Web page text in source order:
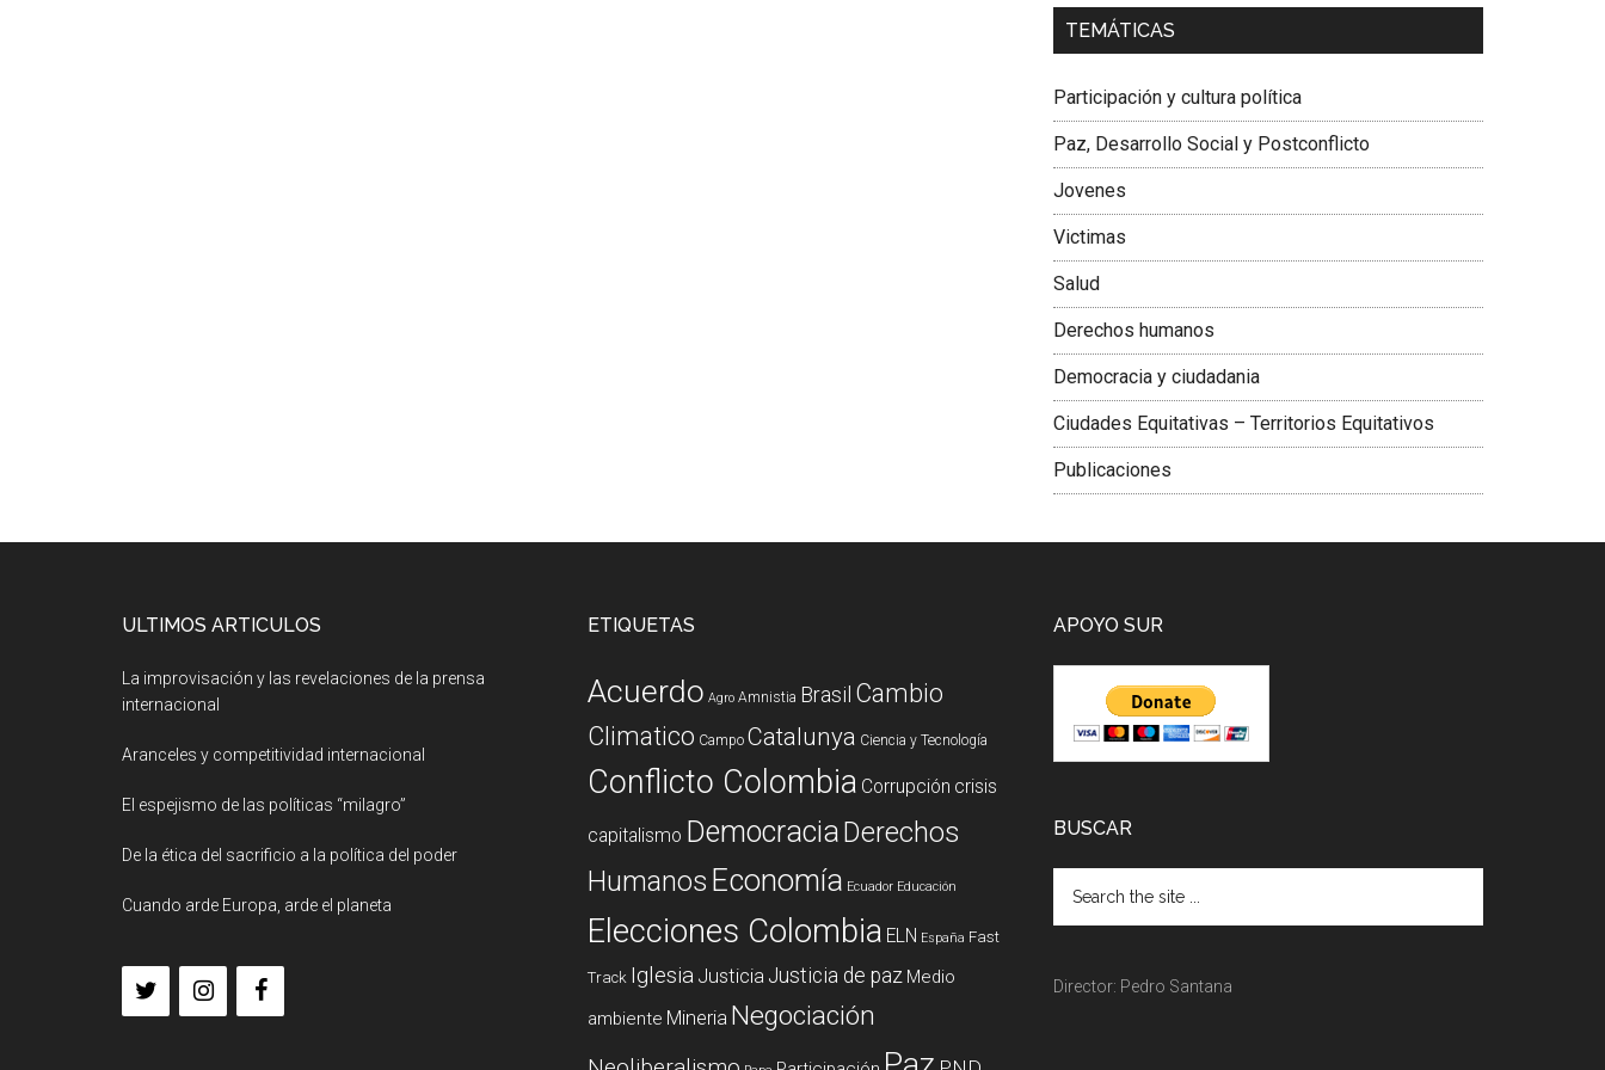
Dra. Carolina Corcho Mejía,
Latinoamericana Sur, Vicepresidenta Federación
TEMÁTICAS
Participación y cultura política
Paz, Desarrollo Social y Postconflicto
Jovenes
Victimas
Salud
Derechos humanos
Democracia y ciudadania
Ciudades Equitativas – Territorios Equitativos
Publicaciones
ULTIMOS ARTICULOS
La improvisación y las revelaciones de la prensa
internacional
Aranceles y competitividad internacional
El espejismo de las políticas “milagro”
De la ética del sacrificio a la política del poder
Cuando arde Europa, arde el planeta
ETIQUETAS
Acuerdo Agro Amnistia Brasil Cambio
Climatico Campo Catalunya Ciencia y Tecnología
Conflicto Colombia Corrupción crisis
capitalismo DemocraciaDerechos
Humanos Economía Ecuador Educación
Elecciones Colombia ELN España Fast
Track Iglesia Justicia Justicia de paz Medio
ambiente Mineria Negociación
APOYO SUR
BUSCAR
Director: Pedro Santana